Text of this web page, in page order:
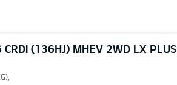
CRDI (136HJ) MHEV 2WD LX PLUS